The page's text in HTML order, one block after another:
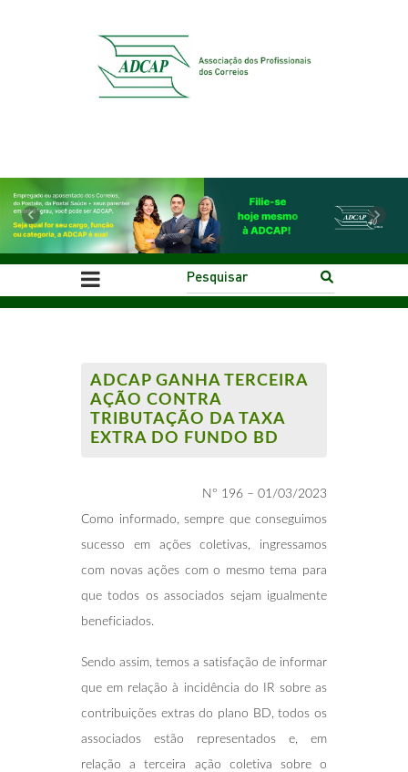
Previous Next
ADCAP GANHA TERCEIRA
AÇÃO CONTRA
TRIBUTAÇÃO DA TAXA
EXTRA DO FUNDO BD
Nº 196 – 01/03/2023
Como informado, sempre que conseguimos
sucesso em ações coletivas, ingressamos
com novas ações com o mesmo tema para
que todos os associados sejam igualmente
beneficiados.
Sendo assim, temos a satisfação de informar
que em relação à incidência do IR sobre as
contribuições extras do plano BD, todos os
associados estão representados e, em
relação a terceira ação coletiva sobre o